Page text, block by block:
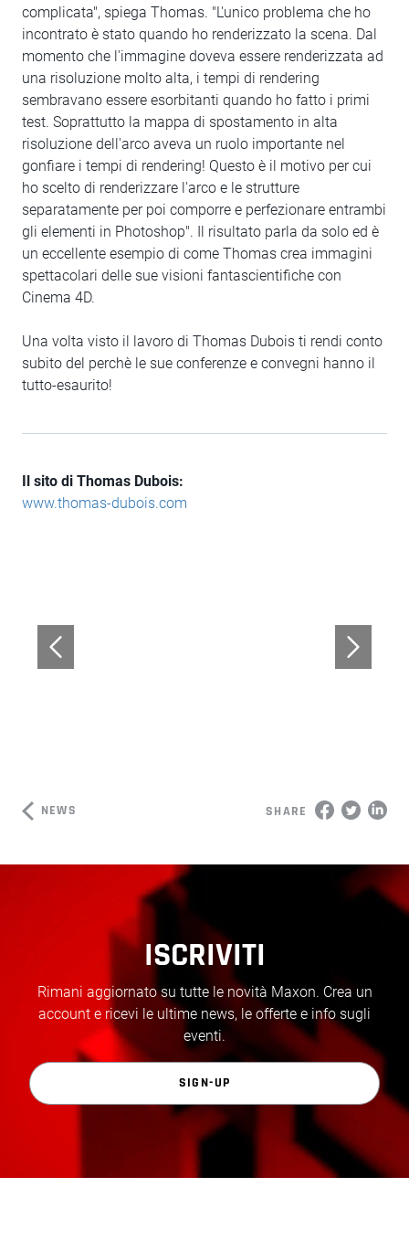
complicata", spiega Thomas. "L'unico problema che ho
incontrato è stato quando ho renderizzato la scena. Dal
momento che l'immagine doveva essere renderizzata ad
una risoluzione molto alta, i tempi di rendering
sembravano essere esorbitanti quando ho fatto i primi
test. Soprattutto la mappa di spostamento in alta
risoluzione dell'arco aveva un ruolo importante nel
gonfiare i tempi di rendering! Questo è il motivo per cui
ho scelto di renderizzare l'arco e le strutture
separatamente per poi comporre e perfezionare entrambi
gli elementi in Photoshop". Il risultato parla da solo ed è
un eccellente esempio di come Thomas crea immagini
spettacolari delle sue visioni fantascientifiche con
Cinema 4D.
Una volta visto il lavoro di Thomas Dubois ti rendi conto
subito del perchè le sue conferenze e convegni hanno il
tutto-esaurito!
Il sito di Thomas Dubois:
www.thomas-dubois.com
NEWS SHARE
ISCRIVITI
Rimani aggiornato su tutte le novità Maxon. Crea un
account e ricevi le ultime news, le offerte e info sugli
eventi.
SIGN-UP